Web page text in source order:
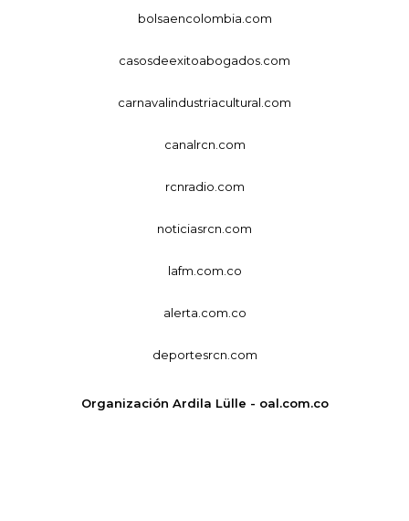
bolsaencolombia.com
casosdeexitoabogados.com
carnavalindustriacultural.com
canalrcn.com
rcnradio.com
noticiasrcn.com
lafm.com.co
alerta.com.co
deportesrcn.com
Organización Ardila Lülle - oal.com.co